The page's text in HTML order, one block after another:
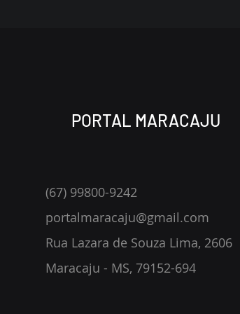
PORTAL MARACAJU
(67) 99800-9242
portalmaracaju@gmail.com
Rua Lazara de Souza Lima, 2606
Maracaju - MS, 79152-694